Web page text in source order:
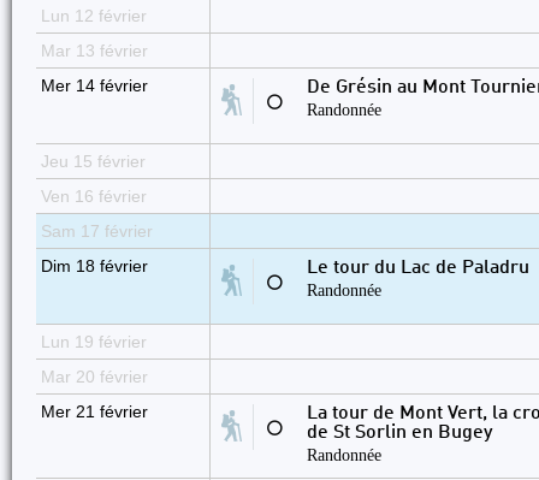
Lun 12 février
Mar 13 février
Mer 14 février
⚪
De Grésin au Mont
Randonnée
Jeu 15 février
Ven 16 février
Sam 17 février
Dim 18 février
⚪
Le tour du Lac de Paladru
Randonnée
Lun 19 février
Mar 20 février
Mer 21 février
⚪
La tour de Mont Vert, la
de St Sorlin en Bugey
Randonnée